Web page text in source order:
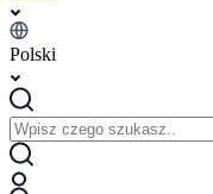
Polski